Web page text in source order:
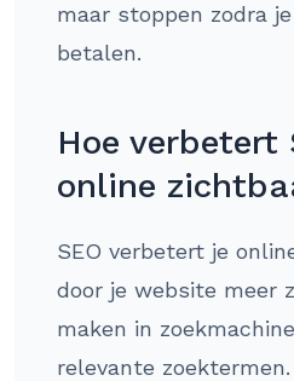
maar stoppen zodra
betalen.
Hoe verbetert
online
SEO verbetert je
door je website meer
maken in
relevante